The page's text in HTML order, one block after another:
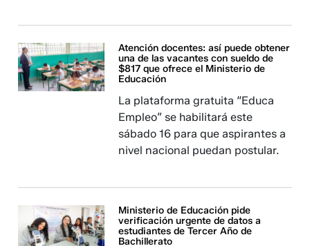
Atención docentes: así puede obtener
una de las vacantes con sueldo de
$817 que ofrece el Ministerio de
Educación
La plataforma gratuita “Educa
Empleo” se habilitará este
sábado 16 para que aspirantes a
nivel nacional puedan postular.
Ministerio de Educación pide
verificación urgente de datos a
estudiantes de Tercer Año de
Bachillerato